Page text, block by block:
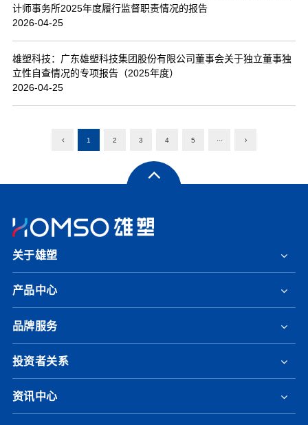
计师事务所2025年度履行监督职责情况的报告
2026-04-25
雄塑科技：广东雄塑科技集团股份有限公司董事会关于独立董事独
立性自查情况的专项报告（2025年度）
2026-04-25
1 2 3 4 5 ···
关于雄塑
产品中心
品牌服务
投资者关系
资讯中心